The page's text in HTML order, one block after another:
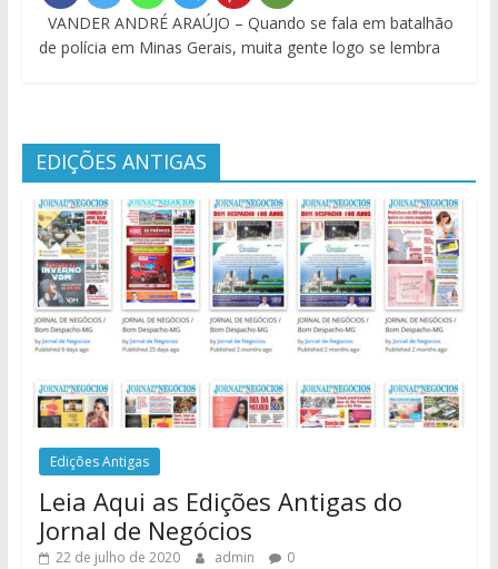
VANDER ANDRÉ ARAÚJO – Quando se fala em batalhão
de polícia em Minas Gerais, muita gente logo se lembra
EDIÇÕES ANTIGAS
Edições Antigas
Leia Aqui as Edições Antigas do
Jornal de Negócios
22 de julho de 2020 admin 0